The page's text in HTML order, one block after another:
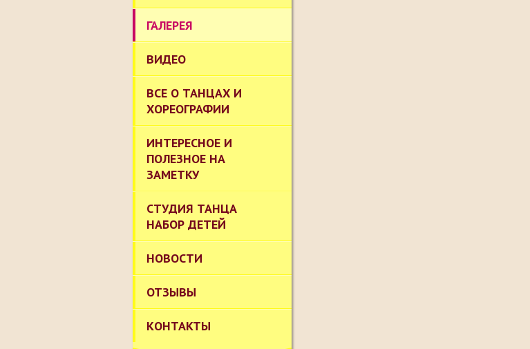
ГАЛЕРЕЯ
ВИДЕО
ВСЕ О ТАНЦАХ И
ХОРЕОГРАФИИ
ИНТЕРЕСНОЕ И
ПОЛЕЗНОЕ НА
ЗАМЕТКУ
СТУДИЯ ТАНЦА
НАБОР ДЕТЕЙ
НОВОСТИ
ОТЗЫВЫ
КОНТАКТЫ